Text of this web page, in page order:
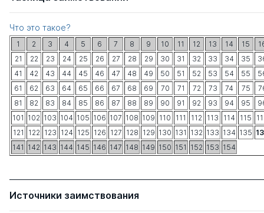
Что это такое?
1 2 3 4 5 6 7 8 9 10 11 12 13 14 15
21
22 23 24 25 26 27 28 29 30 31 32 33 34 35
41
42 43 44 45 46 47 48 49 50 51 52 53 54 55
61
62 63 64 65 66 67 68 69 70 71 72 73 74 75
81
82 83 84 85 86 87 88 89 90 91 92 93 94 95
101 102 103 104 105 106 107 108 109 110 111 112 113 114 115
121
122 123 124 125 126 127 128 129 130 131 132 133 134 135
141 142 143 144 145 146 147 148 149 150 151 152 153 154
Источники заимствования